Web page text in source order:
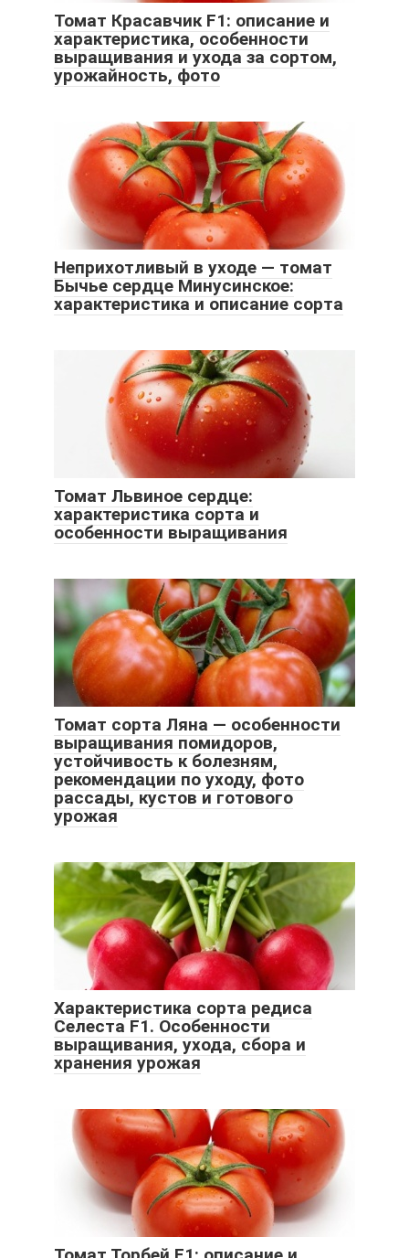
Томат Красавчик F1: описание и
характеристика, особенности
выращивания и ухода за сортом,
урожайность, фото
Неприхотливый в уходе — томат
Бычье сердце Минусинское:
характеристика и описание сорта
Томат Львиное сердце:
характеристика сорта и
особенности выращивания
Томат сорта Ляна — особенности
выращивания помидоров,
устойчивость к болезням,
рекомендации по уходу, фото
рассады, кустов и готового
урожая
Характеристика сорта редиса
Селеста F1. Особенности
выращивания, ухода, сбора и
хранения урожая